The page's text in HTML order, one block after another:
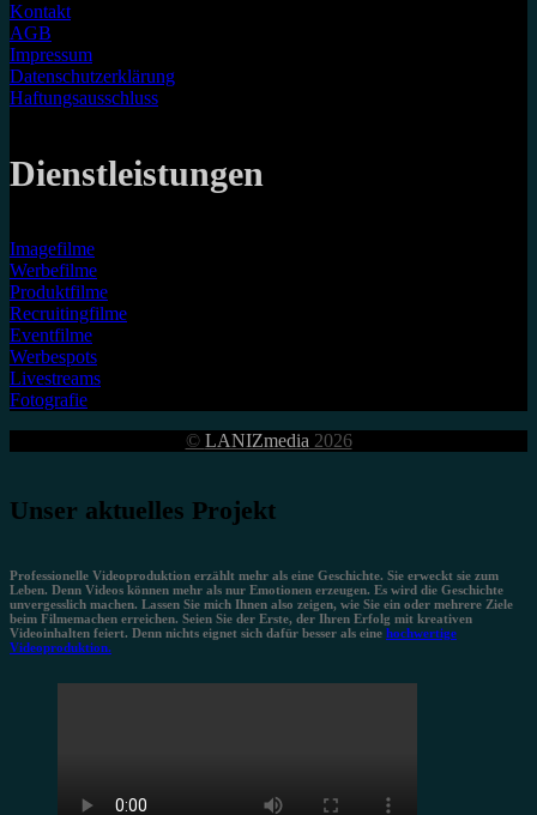
Kontakt
AGB
Impressum
Datenschutzerklärung
Haftungsausschluss
Dienstleistungen
Imagefilme
Werbefilme
Produktfilme
Recruitingfilme
Eventfilme
Werbespots
Livestreams
Fotografie
© LANIZmedia 2026
Unser aktuelles Projekt
Professionelle Videoproduktion erzählt mehr als eine Geschichte. Sie erweckt sie zum
Leben. Denn Videos können mehr als nur Emotionen erzeugen. Es wird die Geschichte
unvergesslich machen. Lassen Sie mich Ihnen also zeigen, wie Sie ein oder mehrere Ziele
beim Filmemachen erreichen. Seien Sie der Erste, der Ihren Erfolg mit kreativen
Videoinhalten feiert. Denn nichts eignet sich dafür besser als eine hochwertige
Videoproduktion.